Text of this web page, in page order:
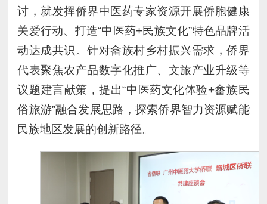
讨，就发挥侨界中医药专家资源开展侨胞健康
关爱行动、打造“中医药+民族文化”特色品牌活
动达成共识。针对畲族村乡村振兴需求，侨界
代表聚焦农产品数字化推广、文旅产业升级等
议题建言献策，提出“中医药文化体验+畲族民
俗旅游”融合发展思路，探索侨界智力资源赋能
民族地区发展的创新路径。